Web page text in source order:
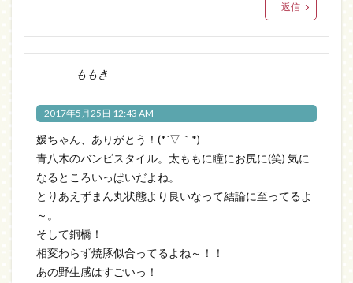
返信
ももき
2017年5月25日 12:43 AM
媛ちゃん、ありがとう！(*´▽｀*)
青八木のバンビスタイル。太ももに瞳にお尻に(笑) 気に
なるところいっぱいだよね。
とりあえずまん丸状態より良いなって結論に至ってるよ
～。
そして銅橋！
相変わらず焼豚似合ってるよね～！！
あの野生感はすごいっ！